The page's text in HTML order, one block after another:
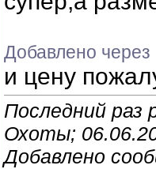
Добавлено через
и цену
Последний раз
Охоты;
Добавлено